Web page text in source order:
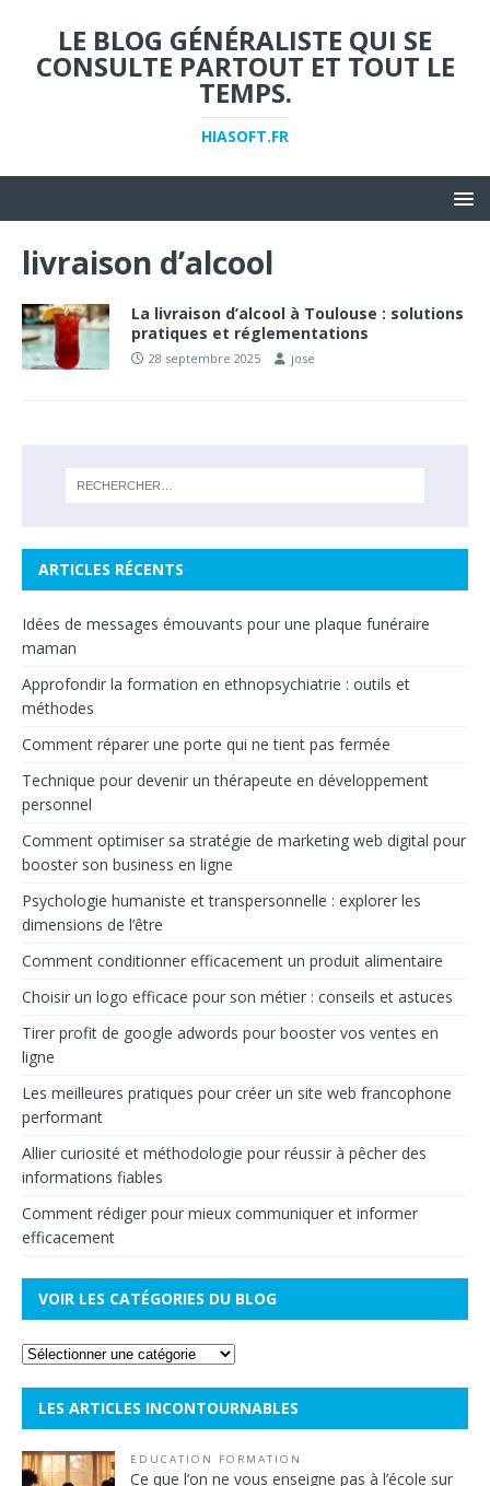
LE BLOG GÉNÉRALISTE QUI SE
CONSULTE PARTOUT ET TOUT LE
TEMPS.
HIASOFT.FR
livraison d’alcool
La livraison d’alcool à Toulouse : solutions
pratiques et réglementations
28 septembre 2025 jose
ARTICLES RÉCENTS
Idées de messages émouvants pour une plaque funéraire
maman
Approfondir la formation en ethnopsychiatrie : outils et
méthodes
Comment réparer une porte qui ne tient pas fermée
Technique pour devenir un thérapeute en développement
personnel
Comment optimiser sa stratégie de marketing web digital pour
booster son business en ligne
Psychologie humaniste et transpersonnelle : explorer les
dimensions de l’être
Comment conditionner efficacement un produit alimentaire
Choisir un logo efficace pour son métier : conseils et astuces
Tirer profit de google adwords pour booster vos ventes en
ligne
Les meilleures pratiques pour créer un site web francophone
performant
Allier curiosité et méthodologie pour réussir à pêcher des
informations fiables
Comment rédiger pour mieux communiquer et informer
efficacement
VOIR LES CATÉGORIES DU BLOG
LES ARTICLES INCONTOURNABLES
EDUCATION FORMATION
Ce que l’on ne vous enseigne pas à l’école sur